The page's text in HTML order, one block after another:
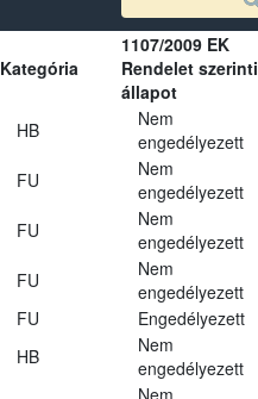
Kategória
1107/2009 EK
Rendelet szerinti
állapot
HB
Nem
engedélyezett
FU
Nem
engedélyezett
FU
Nem
engedélyezett
FU
Nem
engedélyezett
FU Engedélyezett
HB
Nem
engedélyezett
Nem